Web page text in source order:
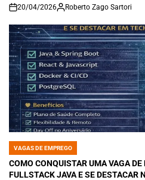
on
20/04/2026 Roberto Zago Sartori
POSTED
IN
VAGAS DE EMPREGO
COMO CONQUISTAR UMA VAGA DE
FULLSTACK JAVA E SE DESTACAR